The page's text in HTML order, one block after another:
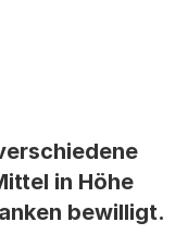
in Höhe
bewilligt.